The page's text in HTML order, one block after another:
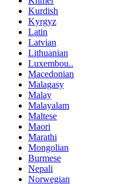
Kurdish
Kyrgyz
Latin
Latvian
Lithuanian
Luxembou..
Macedonian
Malagasy
Malay
Malayalam
Maltese
Maori
Marathi
Mongolian
Burmese
Nepali
Norwegian